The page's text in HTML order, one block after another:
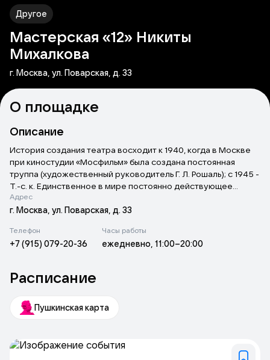
Другое
Мастерская «12» Никиты
Михалкова
г. Москва, ул. Поварская, д. 33
О площадке
Описание
История создания театра восходит к 1940, когда в Москве
при киностудии «Мосфильм» была создана постоянная
труппа (художественный руководитель Г. Л. Рошаль); с 1945 -
Т.-с. к. Единственное в мире постоянно действующее
театральное объединение киноактёров.
Адрес
г. Москва, ул. Поварская, д. 33
Телефон
+7 (915) 079-20-36
Часы работы
ежедневно, 11:00–20:00
Расписание
Пушкинская карта